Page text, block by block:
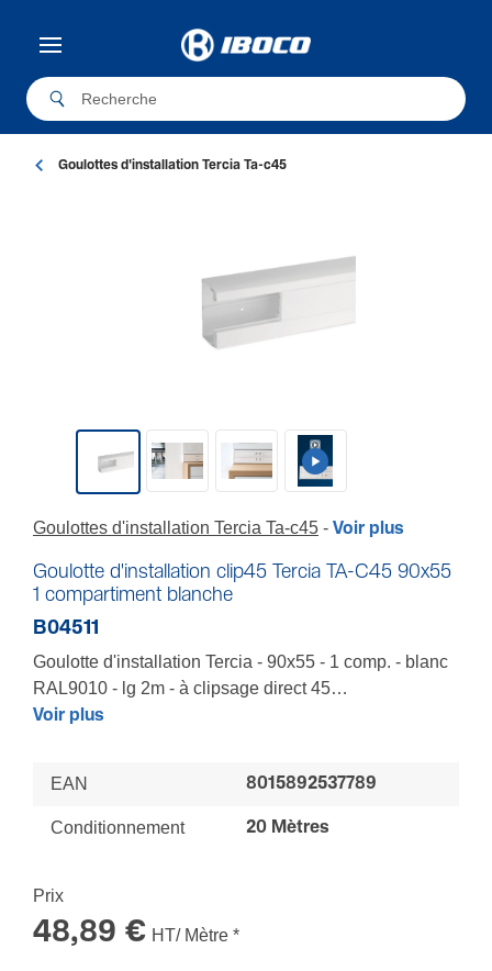
Goulottes d'installation Tercia Ta-c45
Goulottes d'installation Tercia Ta-c45 Voir plus
Goulotte d'installation clip45 Tercia TA-C45 90x55
1 compartiment blanche
B04511
Goulotte d'installation Tercia - 90x55 - 1 comp. - blanc
RAL9010 - lg 2m - à clipsage direct 45
Permet tous types de cheminements en plinthe, en
la cloison - Jonction couvercle appareillage JCA45U
(IP4X) - Tenue à l'arrachement des app. 45 garantie
avec nos appareillages Tercia
Voir plus
EAN 8015892537789
Conditionnement 20 Mètres
Prix
48,89 € HT/ Mètre *